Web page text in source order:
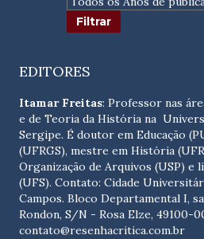
EDITORES
Itamar Freitas: Professor nas
e de Teoria da História na
Sergipe. É doutor em Educação
(UFRGS), mestre em História
Organização de Arquivos (USP) e
(UFS). Contato: Cidade
Campos. Bloco Departamental I,
Rondon, S/N - Rosa Elze, 49100-
contato@resenhacritica.com.br